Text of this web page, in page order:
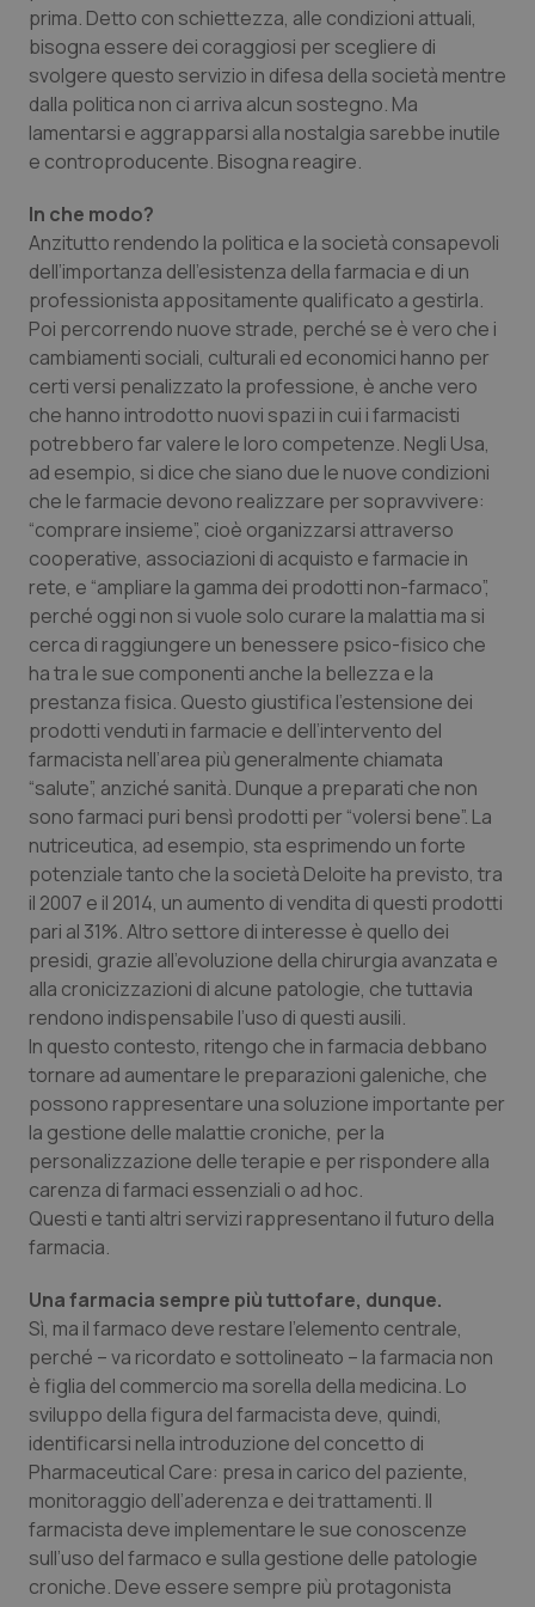
prima. Detto con schiettezza, alle condizioni attuali,
bisogna essere dei coraggiosi per scegliere di
svolgere questo servizio in difesa della società mentre
dalla politica non ci arriva alcun sostegno. Ma
lamentarsi e aggrapparsi alla nostalgia sarebbe inutile
e controproducente. Bisogna reagire.
In che modo?
Anzitutto rendendo la politica e la società consapevoli
dell’importanza dell’esistenza della farmacia e di un
professionista appositamente qualificato a gestirla.
Poi percorrendo nuove strade, perché se è vero che i
cambiamenti sociali, culturali ed economici hanno per
certi versi penalizzato la professione, è anche vero
che hanno introdotto nuovi spazi in cui i farmacisti
potrebbero far valere le loro competenze. Negli Usa,
ad esempio, si dice che siano due le nuove condizioni
che le farmacie devono realizzare per sopravvivere:
“comprare insieme”, cioè organizzarsi attraverso
cooperative, associazioni di acquisto e farmacie in
rete, e “ampliare la gamma dei prodotti non-farmaco”,
perché oggi non si vuole solo curare la malattia ma si
cerca di raggiungere un benessere psico-fisico che
ha tra le sue componenti anche la bellezza e la
prestanza fisica. Questo giustifica l’estensione dei
prodotti venduti in farmacie e dell’intervento del
farmacista nell’area più generalmente chiamata
“salute”, anziché sanità. Dunque a preparati che non
sono farmaci puri bensì prodotti per “volersi bene”. La
nutriceutica, ad esempio, sta esprimendo un forte
potenziale tanto che la società Deloite ha previsto, tra
il 2007 e il 2014, un aumento di vendita di questi prodotti
pari al 31%. Altro settore di interesse è quello dei
presidi, grazie all’evoluzione della chirurgia avanzata e
alla cronicizzazioni di alcune patologie, che tuttavia
rendono indispensabile l’uso di questi ausili.
In questo contesto, ritengo che in farmacia debbano
tornare ad aumentare le preparazioni galeniche, che
possono rappresentare una soluzione importante per
la gestione delle malattie croniche, per la
personalizzazione delle terapie e per rispondere alla
carenza di farmaci essenziali o ad hoc.
Questi e tanti altri servizi rappresentano il futuro della
farmacia.
Una farmacia sempre più tuttofare, dunque.
Sì, ma il farmaco deve restare l’elemento centrale,
perché – va ricordato e sottolineato – la farmacia non
è figlia del commercio ma sorella della medicina. Lo
sviluppo della figura del farmacista deve, quindi,
identificarsi nella introduzione del concetto di
Pharmaceutical Care: presa in carico del paziente,
monitoraggio dell’aderenza e dei trattamenti. Il
farmacista deve implementare le sue conoscenze
sull’uso del farmaco e sulla gestione delle patologie
croniche. Deve essere sempre più protagonista